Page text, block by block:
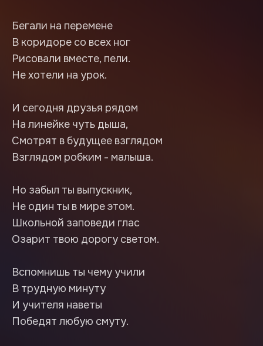
Бегали на перемене
В коридоре со всех ног
Рисовали вместе, пели.
Не хотели на урок.
И сегодня друзья рядом
На линейке чуть дыша,
Смотрят в будущее взглядом
Взглядом робким - малыша.
Но забыл ты выпускник,
Не один ты в мире этом.
Школьной заповеди глас
Озарит твою дорогу светом.
Вспомнишь ты чему учили
В трудную минуту
И учителя наветы
Победят любую смуту.